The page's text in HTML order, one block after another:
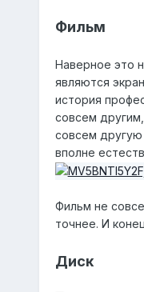
Фильм
Наверное это
являются
история
совсем
совсем другую
вполне
Фильм не
точнее. И
Диск